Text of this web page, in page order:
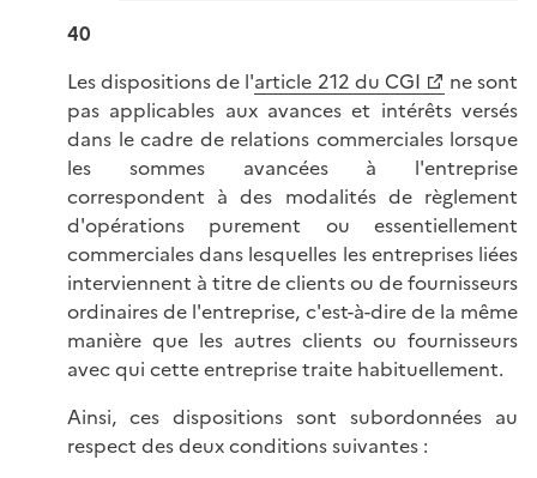
40
Les dispositions de l'article 212 du CGI
ne sont
pas applicables aux avances et intérêts versés
dans le cadre de relations commerciales lorsque
les sommes avancées à l'entreprise
correspondent à des modalités de règlement
d'opérations purement ou essentiellement
commerciales dans lesquelles les entreprises liées
interviennent à titre de clients ou de fournisseurs
ordinaires de l'entreprise, c'est-à-dire de la même
manière que les autres clients ou fournisseurs
avec qui cette entreprise traite habituellement.
Ainsi, ces dispositions sont subordonnées au
respect des deux conditions suivantes :